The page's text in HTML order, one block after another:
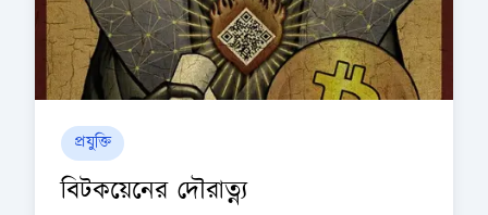
প্রযুক্তি
বিটকয়েনের দৌরাত্ন্য